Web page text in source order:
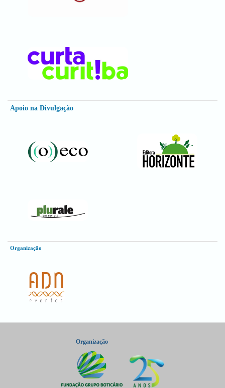
Apoio na Divulgação
Organização
Organização